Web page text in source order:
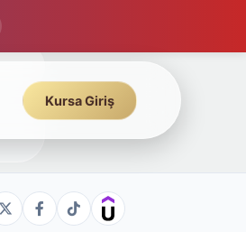
Kursa Giriş